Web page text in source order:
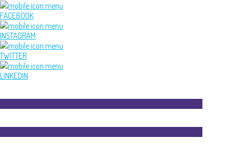
FACEBOOK
INSTAGRAM
TWITTER
LINKEDIN